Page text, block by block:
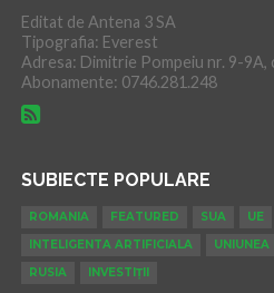
Editat de Antena 3 SA
Tipografia: Everest
Adresa: Dimitrie Pompeiu nr. 9-9A,
Abonamente: 0746.281.248
SUBIECTE POPULARE
ROMANIA FEATURED SUA UE
INTELIGENTA ARTIFICIALA
UNIUNEA
RUSIA
INVESTIȚII